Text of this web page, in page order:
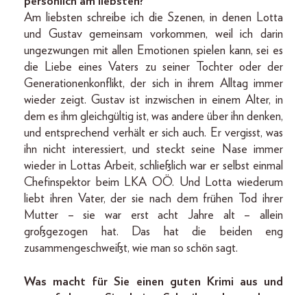
Am liebsten schreibe ich die Szenen, in denen Lotta
und Gustav gemeinsam vorkommen, weil ich darin
ungezwungen mit allen Emotionen spielen kann, sei es
die Liebe eines Vaters zu seiner Tochter oder der
Generationenkonflikt, der sich in ihrem Alltag immer
wieder zeigt. Gustav ist inzwischen in einem Alter, in
dem es ihm gleichgültig ist, was andere über ihn denken,
und entsprechend verhält er sich auch. Er vergisst, was
ihn nicht interessiert, und steckt seine Nase immer
wieder in Lottas Arbeit, schließlich war er selbst einmal
Chefinspektor beim LKA OÖ. Und Lotta wiederum
liebt ihren Vater, der sie nach dem frühen Tod ihrer
Mutter – sie war erst acht Jahre alt – allein
großgezogen hat. Das hat die beiden eng
zusammengeschweißt, wie man so schön sagt.
Was macht für Sie einen guten Krimi aus und